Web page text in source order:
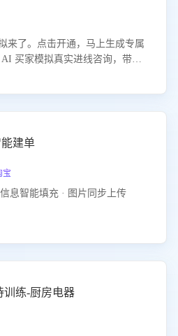
来了。点击开通，马上生成专属
买家模拟真实进线咨询，带您
能力。
建单
息智能填充 · 图片同步上传
训练-厨房电器